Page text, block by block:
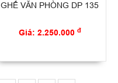
GHẾ VĂN PHÒNG DP 135
Giá: 2.250.000 đ